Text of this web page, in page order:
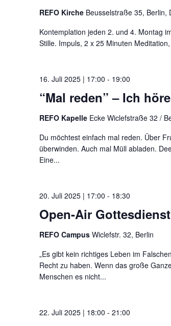
REFO Kirche Beusselstraße 35, Berlin,
Kontemplation jeden 2. und 4. Montag
Stille. Impuls, 2 x 25 Minuten
“Mal reden” – Ich
16. Juli 2025 | 17:00 - 19:00
REFO Kapelle Ecke Wiclefstraße 32 /
Du möchtest einfach mal reden. Über
überwinden. Auch mal Müll abladen.
Eine...
Open-Air Gottesdienst
20. Juli 2025 | 17:00 - 18:30
REFO Campus Wiclefstr. 32, Berlin
„Es gibt kein richtiges Leben im
Recht zu haben. Wenn das große
Menschen es nicht...
22. Juli 2025 | 18:00 - 21:00